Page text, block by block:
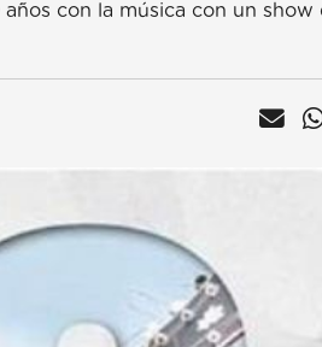
con la música con un